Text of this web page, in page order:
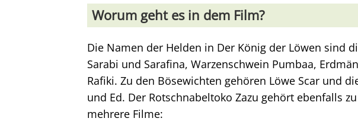
Worum geht es in dem Film?
Die Namen der Helden in Der König der Löwen sind
Sarabi und Sarafina, Warzenschwein Pumbaa,
Rafiki. Zu den Bösewichten gehören Löwe Scar und
und Ed. Der Rotschnabeltoko Zazu gehört ebenfalls
mehrere Filme: